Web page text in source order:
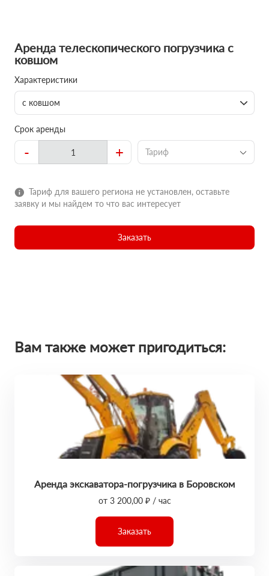
Аренда телескопического погрузчика с
ковшом
Характеристики
с ковшом
Срок аренды
- + Тариф
Тариф для вашего региона не установлен, оставьте
заявку и мы найдем то что вас интересует
Заказать
Вам также может пригодиться:
Аренда экскаватора-погрузчика в Боровском
от 3 200,00 ₽ / час
Заказать